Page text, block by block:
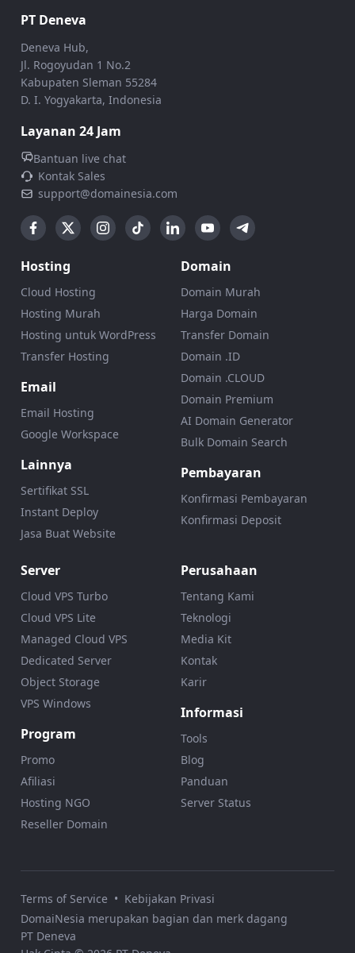
PT Deneva
Deneva Hub,
Jl. Rogoyudan 1 No.2
Kabupaten Sleman 55284
D. I. Yogyakarta, Indonesia
Layanan 24 Jam
Bantuan live chat
Kontak Sales
support@domainesia.com
Hosting
Cloud Hosting
Hosting Murah
Hosting untuk WordPress
Transfer Hosting
Email
Email Hosting
Google Workspace
Lainnya
Sertifikat SSL
Instant Deploy
Jasa Buat Website
Domain
Domain Murah
Harga Domain
Transfer Domain
Domain .ID
Domain .CLOUD
Domain Premium
AI Domain Generator
Bulk Domain Search
Pembayaran
Konfirmasi Pembayaran
Konfirmasi Deposit
Server
Cloud VPS Turbo
Cloud VPS Lite
Managed Cloud VPS
Dedicated Server
Object Storage
VPS Windows
Program
Promo
Afiliasi
Hosting NGO
Reseller Domain
Perusahaan
Tentang Kami
Teknologi
Media Kit
Kontak
Karir
Informasi
Tools
Blog
Panduan
Server Status
Terms of Service • Kebijakan Privasi
DomaiNesia merupakan bagian dan merk dagang
PT Deneva